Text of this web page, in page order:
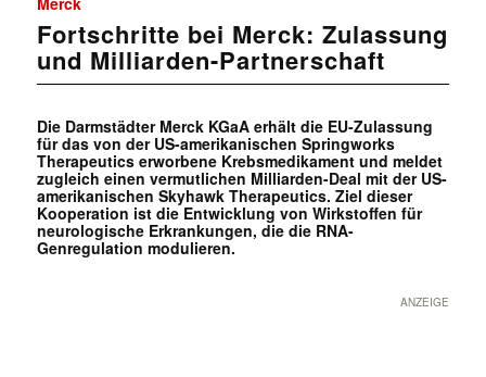
Fortschritte bei Merck: Zulassung
und Milliarden-Partnerschaft
Die Darmstädter Merck KGaA erhält die EU-Zulassung
für das von der US-amerikanischen Springworks
Therapeutics erworbene Krebsmedikament und meldet
zugleich einen vermutlichen Milliarden-Deal mit der US-
amerikanischen Skyhawk Therapeutics. Ziel dieser
Kooperation ist die Entwicklung von Wirkstoffen für
neurologische Erkrankungen, die die RNA-
Genregulation modulieren.
ANZEIGE